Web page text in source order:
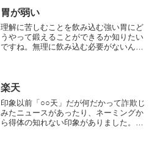
すと思いながらも、スト...
胃が弱い
理解に苦しむことを飲み込む強い胃にど
うやって鍛えることができるか知りたい
ですね。無理に飲み込む必要がないんで
楽天
印象以前「○○天」だが何だかって詐欺じ
みたニュースがあったり、ネーミングか
ら得体の知れない印象がありました。カ